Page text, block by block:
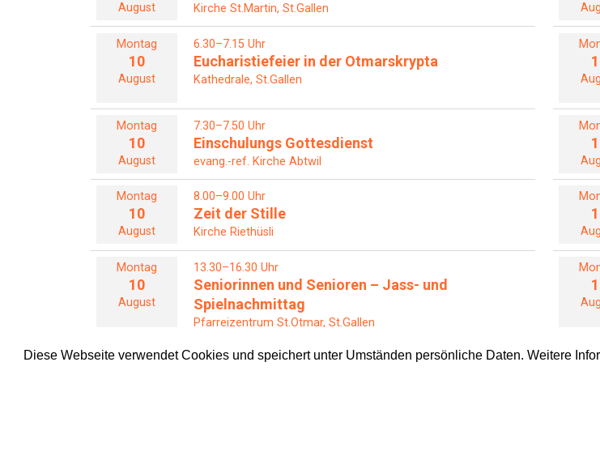
Diese Webseite verwendet Cookies und speichert unter Umständen persönliche Daten. Weitere
August Kirche St.Martin, St.Gallen
Montag
10
August
6.30–7.15 Uhr
Eucharistiefeier in der Otmarskrypta
Kathedrale, St.Gallen
Montag
10
August
7.30–7.50 Uhr
Einschulungs Gottesdienst
evang.-ref. Kirche Abtwil
Montag
10
August
8.00–9.00 Uhr
Zeit der Stille
Kirche Riethüsli
Montag
10
August
13.30–16.30 Uhr
Seniorinnen und Senioren – Jass- und
Spielnachmittag
Pfarreizentrum St.Otmar, St.Gallen
Montag 16.00–18.00 Uhr